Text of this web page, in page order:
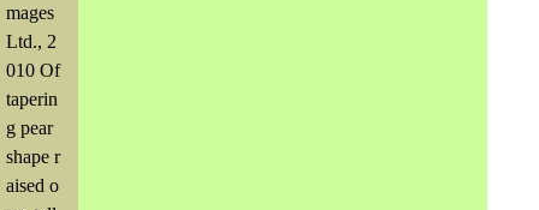
mages
Ltd., 2
010 Of
taperin
g pear
shape r
aised o